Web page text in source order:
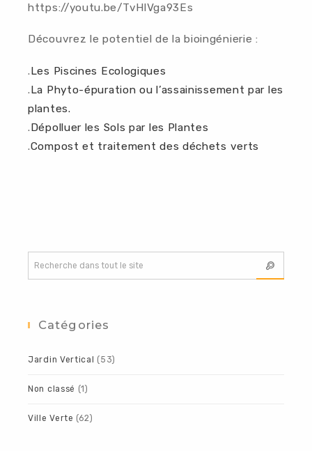
https://youtu.be/TvHlVga93Es
Découvrez le potentiel de la bioingénierie :
.Les Piscines Ecologiques
.La Phyto-épuration ou l’assainissement par les
plantes.
.Dépolluer les Sols par les Plantes
.Compost et traitement des déchets verts
Catégories
Jardin Vertical (53)
Non classé (1)
Ville Verte (62)